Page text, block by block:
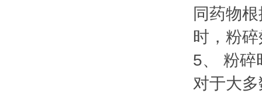
同药物
时，粉
5、 粉碎
对于大